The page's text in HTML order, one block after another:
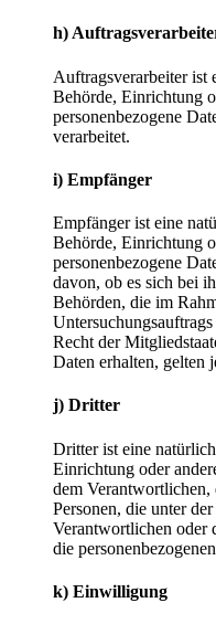
h)
Auftragsverarbeiter ist
Behörde, Einrichtung
personenbezogene
verarbeitet.
i) Empfänger
Empfänger ist eine
Behörde, Einrichtung
personenbezogene
davon, ob es sich bei
Behörden, die im
Recht der
Daten erhalten, gelten
j) Dritter
Dritter ist eine
Einrichtung oder
dem Verantwortlichen,
Personen, die unter
Verantwortlichen oder
die
k) Einwilligung